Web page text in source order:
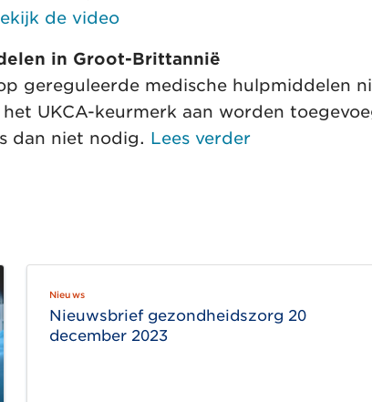
de video
in Groot-Brittannië
gereguleerde medische hulpmiddelen
UKCA-keurmerk aan worden
dan niet nodig. Lees verder
Nieuws
Nieuwsbrief gezondheidszorg 20
december 2023